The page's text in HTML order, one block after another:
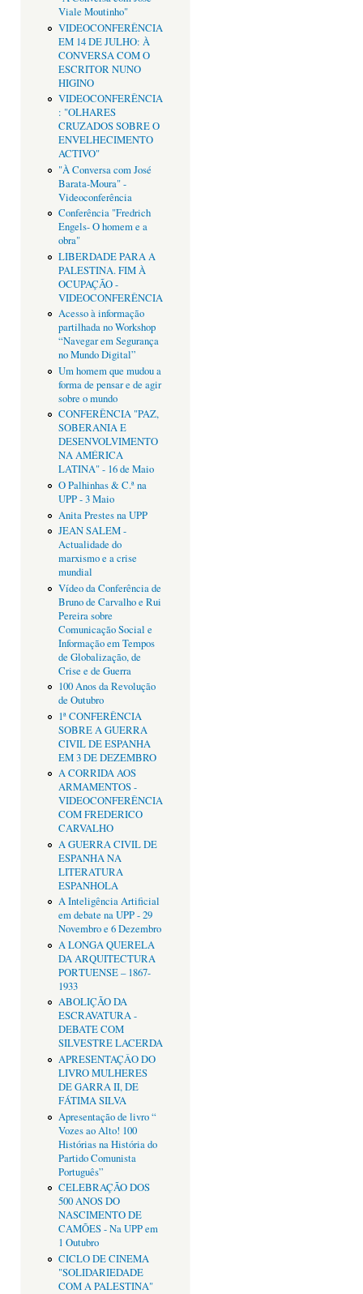
Viale Moutinho"
VIDEOCONFERÊNCIA
EM 14 DE JULHO: À
CONVERSA COM O
ESCRITOR NUNO
HIGINO
VIDEOCONFERÊNCIA
: "OLHARES
CRUZADOS SOBRE O
ENVELHECIMENTO
ACTIVO"
"À Conversa com José
Barata-Moura" -
Videoconferência
Conferência "Fredrich
Engels- O homem e a
obra"
LIBERDADE PARA A
PALESTINA. FIM À
OCUPAÇÃO -
VIDEOCONFERÊNCIA
Acesso à informação
partilhada no Workshop
“Navegar em Segurança
no Mundo Digital”
Um homem que mudou a
forma de pensar e de agir
sobre o mundo
CONFERÊNCIA "PAZ,
SOBERANIA E
DESENVOLVIMENTO
NA AMÉRICA
LATINA" - 16 de Maio
O Palhinhas & C.ª na
UPP - 3 Maio
Anita Prestes na UPP
JEAN SALEM -
Actualidade do
marxismo e a crise
mundial
Vídeo da Conferência de
Bruno de Carvalho e Rui
Pereira sobre
Comunicação Social e
Informação em Tempos
de Globalização, de
Crise e de Guerra
100 Anos da Revolução
de Outubro
1ª CONFERÊNCIA
SOBRE A GUERRA
CIVIL DE ESPANHA
EM 3 DE DEZEMBRO
A CORRIDA AOS
ARMAMENTOS -
VIDEOCONFERÊNCIA
COM FREDERICO
CARVALHO
A GUERRA CIVIL DE
ESPANHA NA
LITERATURA
ESPANHOLA
A Inteligência Artificial
em debate na UPP - 29
Novembro e 6 Dezembro
A LONGA QUERELA
DA ARQUITECTURA
PORTUENSE – 1867-
1933
ABOLIÇÃO DA
ESCRAVATURA -
DEBATE COM
SILVESTRE LACERDA
APRESENTAÇÂO DO
LIVRO MULHERES
DE GARRA II, DE
FÁTIMA SILVA
Apresentação de livro “
Vozes ao Alto! 100
Histórias na História do
Partido Comunista
Português”
CELEBRAÇÃO DOS
500 ANOS DO
NASCIMENTO DE
CAMÕES - Na UPP em
1 Outubro
CICLO DE CINEMA
"SOLIDARIEDADE
COM A PALESTINA"